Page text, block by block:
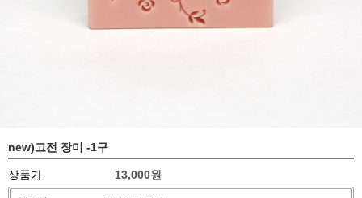
new)고전 장미 -1구
상품가 13,000원